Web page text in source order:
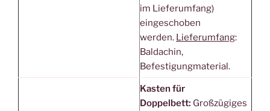
im Lieferumfang)
eingeschoben
werden. Lieferumfang:
Baldachin,
Befestigungmaterial.
Kasten für
Doppelbett: Großzügiges